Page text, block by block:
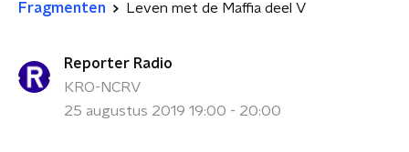
Fragmenten Leven met de Maffia deel V
Reporter Radio
KRO-NCRV
25 augustus 2019 19:00 - 20:00